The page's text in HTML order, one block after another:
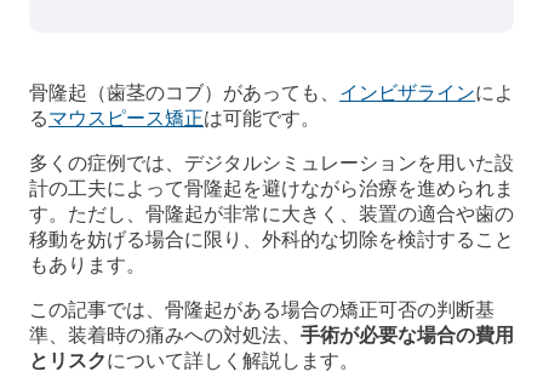
骨隆起（歯茎のコブ）があっても、 インビザラインによ
るマウスピース矯正は可能です。
多くの症例では、デジタルシミュレーションを用いた設
計の工夫によって骨隆起を避けながら治療を進められま
す。ただし、骨隆起が非常に大きく、装置の適合や歯の
移動を妨げる場合に限り、外科的な切除を検討すること
もあります。
この記事では、骨隆起がある場合の矯正可否の判断基
準、装着時の痛みへの対処法、 手術が必要な場合の費用
とリスクについて詳しく解説します。